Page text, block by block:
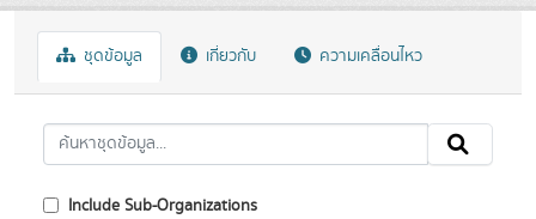
ชุดข้อมูล เกี่ยวกับ ความเคลื่อนไหว
Include Sub-Organizations